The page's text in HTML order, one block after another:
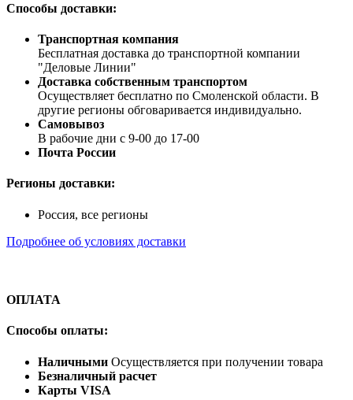
Способы доставки:
Транспортная компания
Бесплатная доставка до транспортной компании
"Деловые Линии"
Доставка собственным транспортом
Осуществляет бесплатно по Смоленской области. В
другие регионы обговаривается индивидуально.
Самовывоз
В рабочие дни с 9-00 до 17-00
Почта России
Регионы доставки:
Россия, все регионы
Подробнее об условиях доставки
ОПЛАТА
Способы оплаты:
Наличными Осуществляется при получении товара
Безналичный расчет
Карты VISA